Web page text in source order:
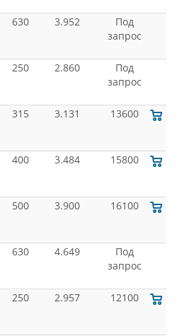
630 3.952
Под
запрос
250 2.860
Под
запрос
315 3.131 13600
400 3.484 15800
500 3.900 16100
630 4.649
Под
запрос
250 2.957 12100